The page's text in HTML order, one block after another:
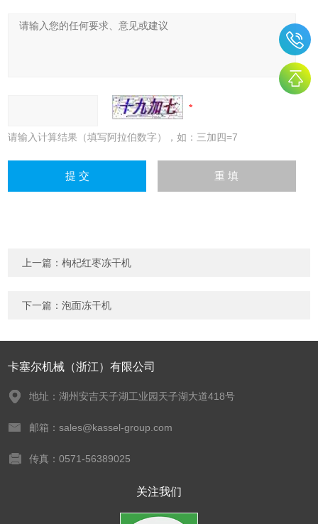
请输入计算结果（填写阿拉伯数字），如：三加四=7
上一篇：枸杞红枣冻干机
下一篇：泡面冻干机
卡塞尔机械（浙江）有限公司
地址：湖州安吉天子湖工业园天子湖大道418号
邮箱：sales@kassel-group.com
传真：0571-56389025
关注我们